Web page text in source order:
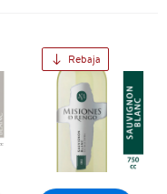
Rebaja